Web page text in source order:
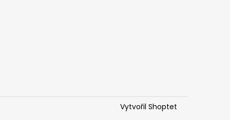
Vytvořil Shoptet